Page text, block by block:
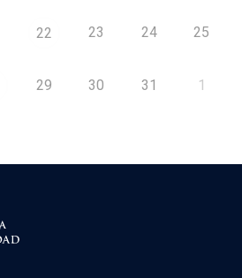
22 23 24 25
29 30 31 1